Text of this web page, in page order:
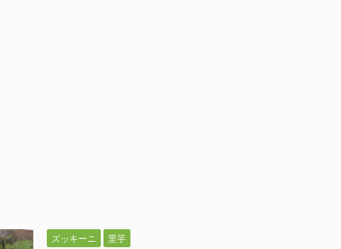
ズッキーニ 里芋